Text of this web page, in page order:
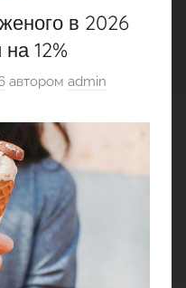
в 2026
12%
автором admin